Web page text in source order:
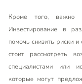
Кроме того, важно
Инвестирование в
помочь снизить риски
стоит рассмотреть
специалистами или
которые могут